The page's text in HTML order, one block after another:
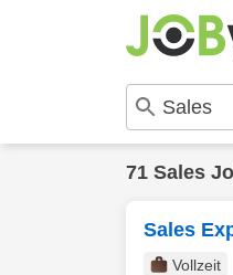
71 Sales
Sales
Vollzeit